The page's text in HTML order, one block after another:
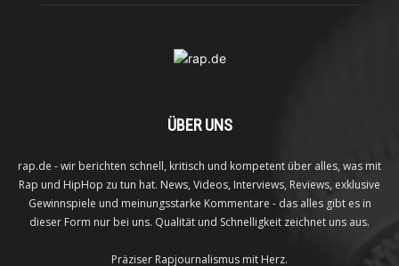
ÜBER UNS
rap.de - wir berichten schnell, kritisch und kompetent über alles, was mit
Rap und HipHop zu tun hat. News, Videos, Interviews, Reviews, exklusive
Gewinnspiele und meinungsstarke Kommentare - das alles gibt es in
dieser Form nur bei uns. Qualität und Schnelligkeit zeichnet uns aus.
Präziser Rapjournalismus mit Herz.